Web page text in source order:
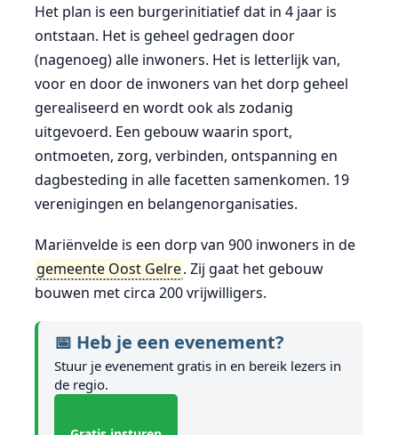
Het plan is een burgerinitiatief dat in 4 jaar is
ontstaan. Het is geheel gedragen door
(nagenoeg) alle inwoners. Het is letterlijk van,
voor en door de inwoners van het dorp geheel
gerealiseerd en wordt ook als zodanig
uitgevoerd. Een gebouw waarin sport,
ontmoeten, zorg, verbinden, ontspanning en
dagbesteding in alle facetten samenkomen. 19
verenigingen en belangenorganisaties.
Mariënvelde is een dorp van 900 inwoners in de
gemeente Oost Gelre. Zij gaat het gebouw
bouwen met circa 200 vrijwilligers.
📅 Heb je een evenement?
Stuur je evenement gratis in en bereik lezers in
de regio.